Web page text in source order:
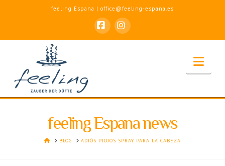
feeling Espana | office@feeling-espana.es
FacebookInstagram
feeling Espana news
HOMEBLOG ADIÓS PIOJOS SPRAY PARA LA CABEZA